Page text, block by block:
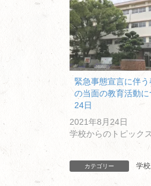
緊急事態宣言に伴
の当面の教育活動
24日
2021年8月24日
学校からのトピックス
カテゴリー 学